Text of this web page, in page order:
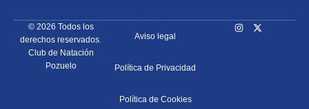
© 2026 Todos los
derechos reservados.
Club de Natación
Pozuelo
Aviso legal
Política de Privacidad
Política de Cookies